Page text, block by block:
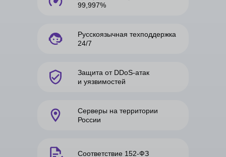
99,997%
Русскоязычная техподдержка
24/7
Защита от DDoS-атак
и уязвимостей
Серверы на территории
России
Соответствие 152-ФЗ